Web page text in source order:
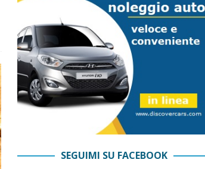
SEGUIMI SU FACEBOOK